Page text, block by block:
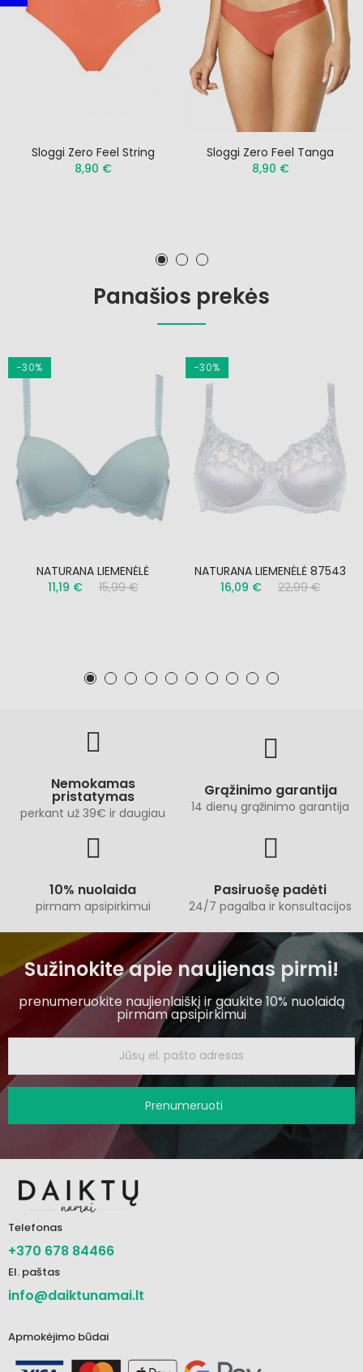
Sloggi Zero Feel String
8,90 €
Sloggi Zero Feel Tanga
8,90 €
Panašios prekės
−30%
NATURANA LIEMENĖLĖ
11,19 €
15,99 €
−30%
NATURANA LIEMENĖLĖ 87543
16,09 €
22,99 €
Nemokamas
pristatymas
perkant už 39€ ir daugiau
Grąžinimo garantija
14 dienų grąžinimo garantija
10% nuolaida
pirmam apsipirkimui
Pasiruošę padėti
24/7 pagalba ir konsultacijos
Sužinokite apie naujienas pirmi!
prenumeruokite naujienlaiškį ir gaukite 10% nuolaidą
pirmam apsipirkimui
Prenumeruoti
Telefonas
+370 678 84466
El. paštas
info@daiktunamai.lt
Apmokėjimo būdai